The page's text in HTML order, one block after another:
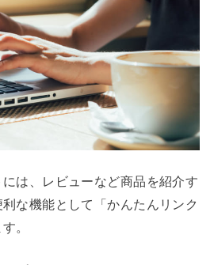
は、レビューなど商品を紹介す
な機能として「かんたんリンク
。